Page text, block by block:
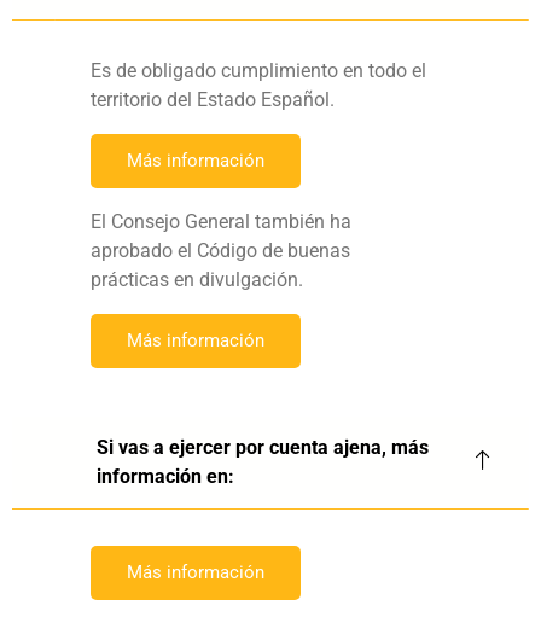
Es de obligado cumplimiento en todo el
territorio del Estado Español.
Más información
El Consejo General también ha
aprobado el Código de buenas
prácticas en divulgación.
Más información
Si vas a ejercer por cuenta ajena, más
información en:
Más información